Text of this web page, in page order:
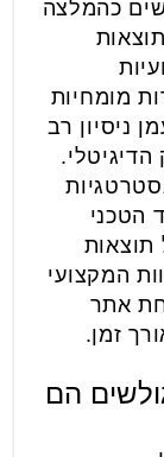
כהמלצה
מומחיות
ניסיון רב
הטכני
תוצאות
המקצועי
אתר
זמן.
הם